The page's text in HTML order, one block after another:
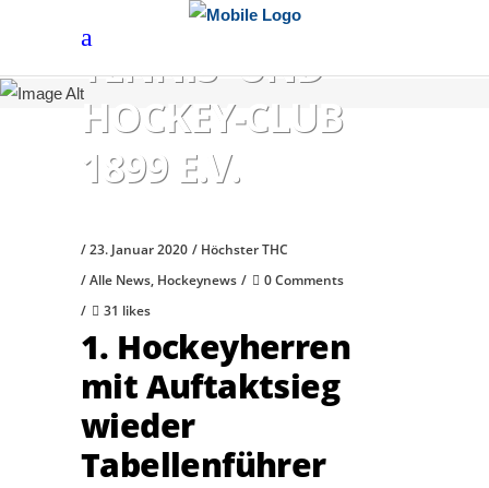
HÖCHSTER
TENNIS- UND
HOCKEY-CLUB
1899 E.V.
23. Januar 2020
Höchster THC
Alle News, Hockeynews
0 Comments
31 likes
1. Hockeyherren
mit Auftaktsieg
wieder
Tabellenführer